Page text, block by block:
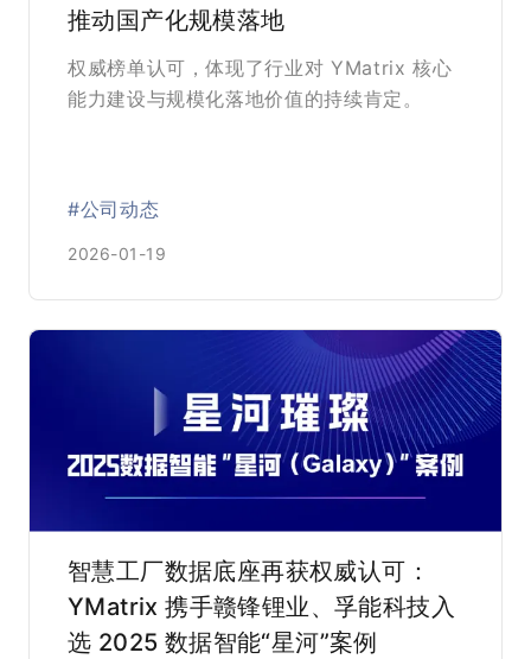
推动国产化规模落地
权威榜单认可，体现了行业对 YMatrix 核心
能力建设与规模化落地价值的持续肯定。
#公司动态
2026-01-19
智慧工厂数据底座再获权威认可：
YMatrix 携手赣锋锂业、孚能科技入
选 2025 数据智能“星河”案例